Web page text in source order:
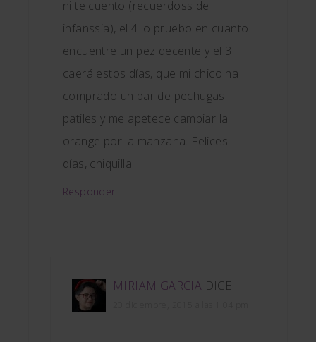
ni te cuento (recuerdoss de
infanssia), el 4 lo pruebo en cuanto
encuentre un pez decente y el 3
caerá estos días, que mi chico ha
comprado un par de pechugas
patiles y me apetece cambiar la
orange por la manzana. Felices
días, chiquilla.
Responder
MIRIAM GARCIA DICE